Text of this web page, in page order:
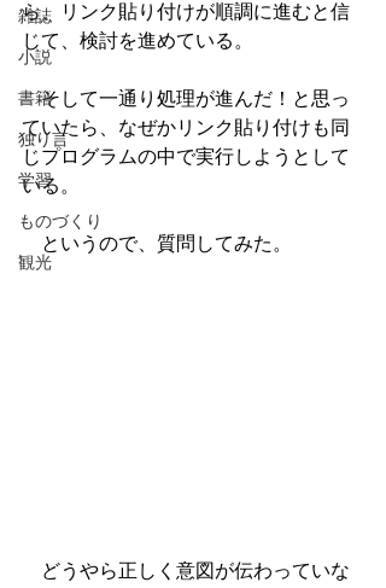
雑誌
小説
書籍
独り言
学習
ものづくり
観光
ら、リンク貼り付けが順調に進むと信
じて、検討を進めている。
そして一通り処理が進んだ！と思っ
ていたら、なぜかリンク貼り付けも同
じプログラムの中で実行しようとして
いる。
というので、質問してみた。
どうやら正しく意図が伝わっていな